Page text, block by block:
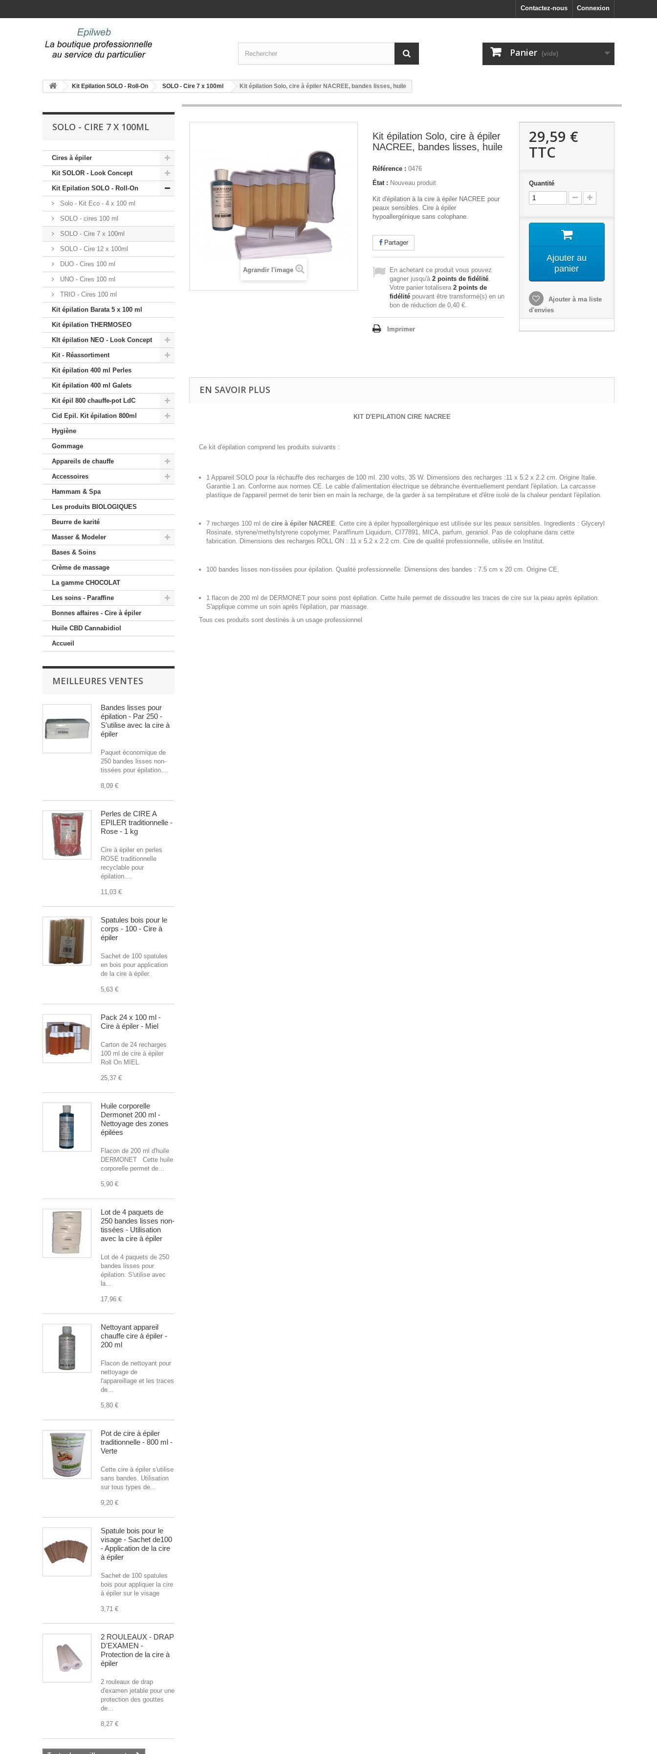
Connexion
Contactez-nous
Panier (vide)
Kit Epilation SOLO - Roll-On SOLO - Cire 7 x 100ml Kit épilation Solo, cire à épiler NACREE, bandes lisses, huile
SOLO - CIRE 7 X 100ML
Cires à épiler
Kit SOLOR - Look Concept
Kit Epilation SOLO - Roll-On
Solo - Kit Eco - 4 x 100 ml
SOLO - cires 100 ml
SOLO - Cire 7 x 100ml
SOLO - Cire 12 x 100ml
DUO - Cires 100 ml
UNO - Cires 100 ml
TRIO - Cires 100 ml
Kit épilation Barata 5 x 100 ml
Kit épilation THERMOSEO
KIt épilation NEO - Look Concept
Kit - Réassortiment
Kit épilation 400 ml Perles
Kit épilation 400 ml Galets
Kit épil 800 chauffe-pot LdC
Cid Epil. Kit épilation 800ml
Hygiène
Gommage
Appareils de chauffe
Accessoires
Hammam & Spa
Les produits BIOLOGIQUES
Beurre de karité
Masser & Modeler
Bases & Soins
Crème de massage
La gamme CHOCOLAT
Les soins - Paraffine
Bonnes affaires - Cire à épiler
Huile CBD Cannabidiol
Accueil
MEILLEURES VENTES
Bandes lisses pour
épilation - Par 250 -
S'utilise avec la cire à
épiler
Paquet économique de
250 bandes lisses non-
tissées pour épilation....
8,09 €
Perles de CIRE A
EPILER traditionnelle -
Rose - 1 kg
Cire à épiler en perles
ROSE traditionnelle
recyclable pour
épilation....
11,03 €
Spatules bois pour le
corps - 100 - Cire à
épiler
Sachet de 100 spatules
en bois pour application
de la cire à épiler.
5,63 €
Pack 24 x 100 ml -
Cire à épiler - Miel
Carton de 24 recharges
100 ml de cire à épiler
Roll On MIEL
25,37 €
Huile corporelle
Dermonet 200 ml -
Nettoyage des zones
épilées
Flacon de 200 ml d'huile
DERMONET Cette huile
corporelle permet de...
5,90 €
Lot de 4 paquets de
250 bandes lisses non-
tissées - Utilisation
avec la cire à épiler
Lot de 4 paquets de 250
bandes lisses pour
épilation. S'utilise avec
la...
17,96 €
Nettoyant appareil
chauffe cire à épiler -
200 ml
Flacon de nettoyant pour
nettoyage de
l'appareillage et les traces
de...
5,80 €
Pot de cire à épiler
traditionnelle - 800 ml -
Verte
Cette cire à épiler s'utilise
sans bandes. Utilisation
sur tous types de...
9,20 €
Spatule bois pour le
visage - Sachet de100
- Application de la cire
à épiler
Sachet de 100 spatules
bois pour appliquer la cire
à épiler sur le visage
3,71 €
2 ROULEAUX - DRAP
D'EXAMEN -
Protection de la cire à
épiler
2 rouleaux de drap
d'examen jetable pour une
protection des gouttes
de...
8,27 €
Agrandir l'image
Kit épilation Solo, cire à épiler
NACREE, bandes lisses, huile
Référence : 0476
État : Nouveau produit
Kit d'épilation à la cire à épiler NACREE pour
peaux sensibles. Cire à épiler
hypoallergénique sans colophane.
Partager
En achetant ce produit vous pouvez
gagner jusqu'à 2 points de fidélité.
Votre panier totalisera 2 points de
fidélité pouvant être transformé(s) en un
bon de réduction de 0,40 €.
Imprimer
29,59 €
TTC
Quantité
Ajouter au
panier
Ajouter à ma liste
d'envies
EN SAVOIR PLUS
KIT D'EPILATION CIRE NACREE
Ce kit d'épilation comprend les produits suivants :
1 Appareil SOLO pour la réchauffe des recharges de 100 ml. 230 volts, 35 W. Dimensions des recharges :11 x 5.2 x 2.2 cm. Origine Italie.
Garantie 1 an. Conforme aux normes CE. Le cable d'alimentation électrique se débranche éventuellement pendant l'épilation. La carcasse
plastique de l'appareil permet de tenir bien en main la recharge, de la garder à sa température et d'être isolé de la chaleur pendant l'épilation.
7 recharges 100 ml de cire à épiler NACREE. Cette cire à épiler hypoallergénique est utilisée sur les peaux sensibles. Ingredients : Glyceryl
Rosinate, styrene/methylstyrene copolymer, Paraffinum Liquidum, CI77891, MICA, parfum, geraniol. Pas de colophane dans cette
fabrication. Dimensions des recharges ROLL ON : 11 x 5.2 x 2.2 cm. Cire de qualité professionnelle, utilisée en Institut.
100 bandes lisses non-tissées pour épilation. Qualité professionnelle. Dimensions des bandes : 7.5 cm x 20 cm. Origine CE,
1 flacon de 200 ml de DERMONET pour soins post épilation. Cette huile permet de dissoudre les traces de cire sur la peau après épilation.
S'applique comme un soin après l'épilation, par massage.
Tous ces produits sont destinés à un usage professionnel